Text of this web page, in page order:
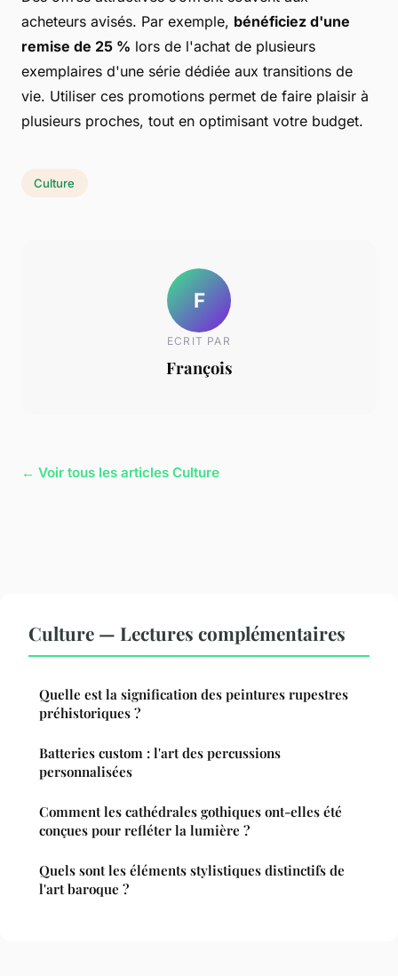
acheteurs avisés. Par exemple, bénéficiez d'une
remise de 25 % lors de l'achat de plusieurs
exemplaires d'une série dédiée aux transitions de
vie. Utiliser ces promotions permet de faire plaisir à
plusieurs proches, tout en optimisant votre budget.
Culture
F
ECRIT PAR
François
← Voir tous les articles Culture
Culture — Lectures complémentaires
Quelle est la signification des peintures rupestres
préhistoriques ?
Batteries custom : l'art des percussions
personnalisées
Comment les cathédrales gothiques ont-elles été
conçues pour refléter la lumière ?
Quels sont les éléments stylistiques distinctifs de
l'art baroque ?